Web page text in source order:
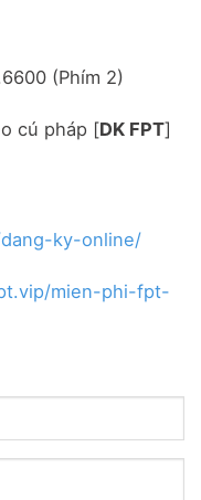
(Phím 2)
cú pháp [DK FPT]
ky-online/
mien-phi-fpt-